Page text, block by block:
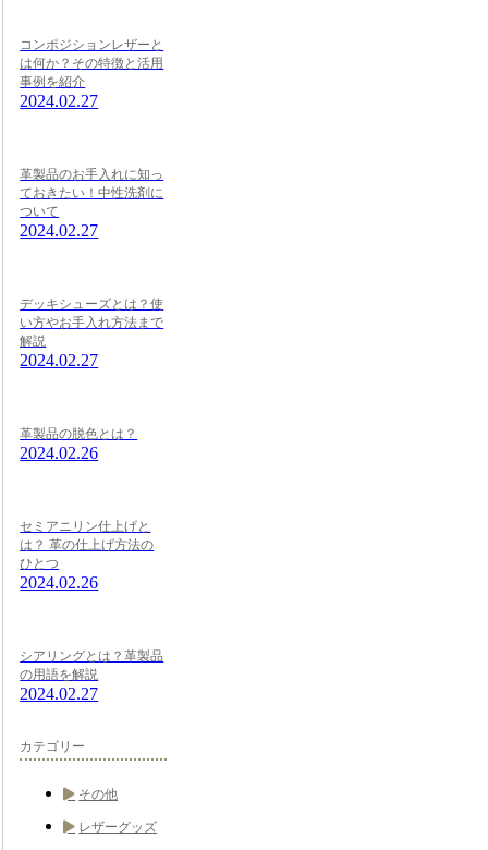
コンポジションレザーと
は何か？その特徴と活用
事例を紹介
2024.02.27
革製品のお手入れに知っ
ておきたい！中性洗剤に
ついて
2024.02.27
デッキシューズとは？使
い方やお手入れ方法まで
解説
2024.02.27
革製品の脱色とは？
2024.02.26
セミアニリン仕上げと
は？ 革の仕上げ方法の
ひとつ
2024.02.26
シアリングとは？革製品
の用語を解説
2024.02.27
カテゴリー
その他
レザーグッズ